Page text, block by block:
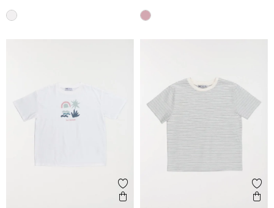
Ajouter aux favoris
Aperçu rapide